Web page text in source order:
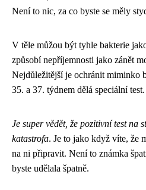
Není to nic, za co byste se měly
V těle můžou být tyhle bakterie
způsobí nepříjemnosti jako zánět
Nejdůležitější je ochránit miminko
35. a 37. týdnem dělá speciální test.
Je super vědět, že pozitivní test na
katastrofa. Je to jako když víte, že
na ni připravit. Není to známka
byste udělala špatně.